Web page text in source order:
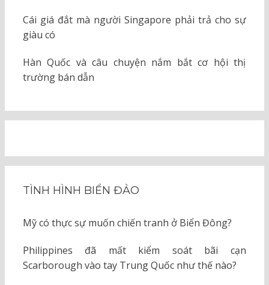
Cái giá đắt mà người Singapore phải trả cho sự
giàu có
Hàn Quốc và câu chuyện nắm bắt cơ hội thị
trường bán dẫn
TÌNH HÌNH BIỂN ĐẢO
Mỹ có thực sự muốn chiến tranh ở Biển Đông?
Philippines đã mất kiểm soát bãi cạn
Scarborough vào tay Trung Quốc như thế nào?